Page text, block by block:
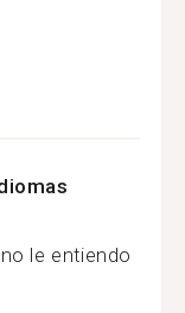
le entiendo